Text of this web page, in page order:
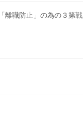
離職防止」の為の３第戦